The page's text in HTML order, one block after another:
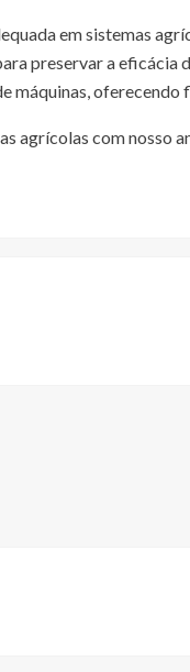
em sistemas
preservar a eficácia
máquinas, oferecendo
agrícolas com